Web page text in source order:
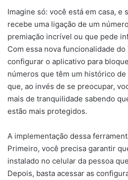
Imagine só: você está em casa, e
recebe uma ligação de um
premiação incrível ou que pede
Com essa nova funcionalidade
configurar o aplicativo para
números que têm um histórico
que, ao invés de se preocupar,
mais de tranquilidade sabendo
estão mais protegidos.
A implementação dessa
Primeiro, você precisa garantir
instalado no celular da pessoa
Depois, basta acessar as